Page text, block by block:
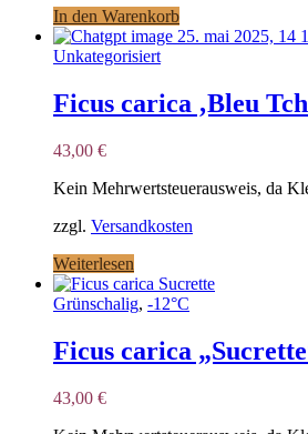
In den Warenkorb
Unkategorisiert
Ficus carica ‚Bleu
43,00 €
Kein Mehrwertsteuerausweis, da
zzgl. Versandkosten
Weiterlesen
Grünschalig, -12°C
Ficus carica
43,00 €